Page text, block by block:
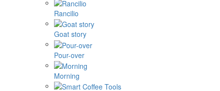
Rancilio
Goat story
Pour-over
Morning